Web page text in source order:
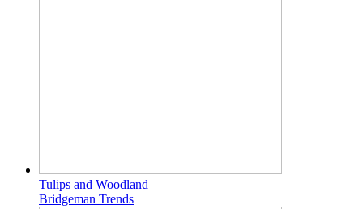
Tulips and Woodland
Bridgeman Trends